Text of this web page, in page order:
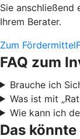
Sie anschließend
Ihrem Berater.
Zum
FAQ zum
Brauche ich
Was ist mit
Wie kann ich
Das